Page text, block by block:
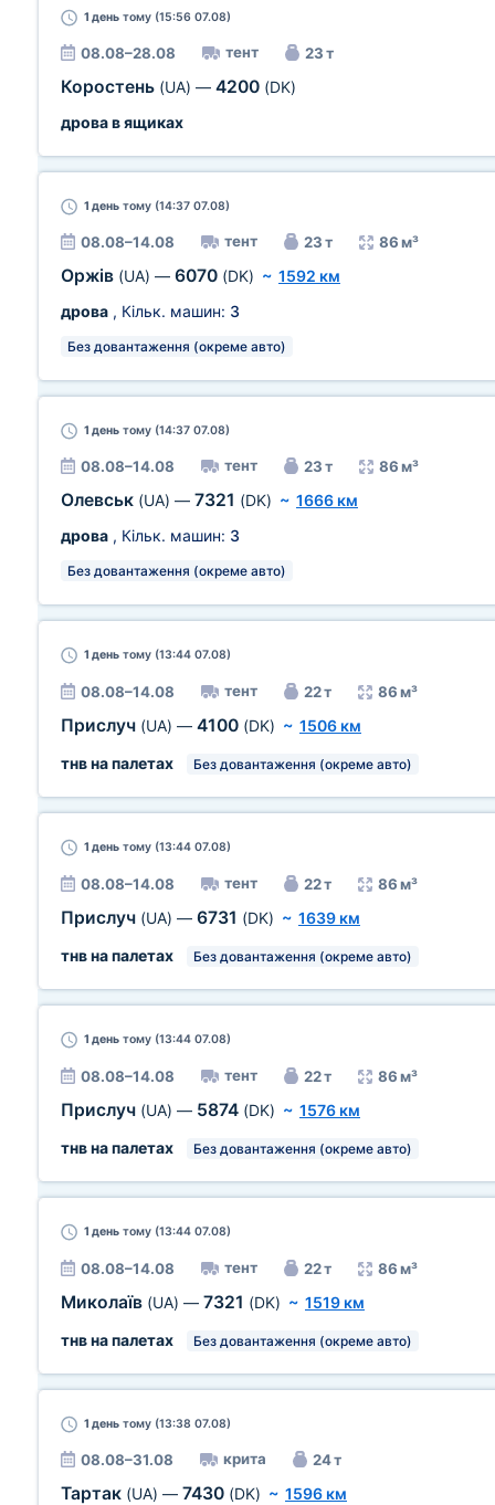
1 день тому (15:56 07.08)
08.08–28.08 тент 23 т
Коростень (UA) — 4200 (DK)
дрова в ящиках
1 день тому (14:37 07.08)
08.08–14.08 тент 23 т 86 м³
Оржів (UA) — 6070 (DK) ~ 1592 км
дрова , Кільк. машин: 3
Без довантаження (окреме авто)
1 день тому (14:37 07.08)
08.08–14.08 тент 23 т 86 м³
Олевськ (UA) — 7321 (DK) ~ 1666 км
дрова , Кільк. машин: 3
Без довантаження (окреме авто)
1 день тому (13:44 07.08)
08.08–14.08 тент 22 т 86 м³
Прислуч (UA) — 4100 (DK) ~ 1506 км
тнв на палетах
Без довантаження (окреме авто)
1 день тому (13:44 07.08)
08.08–14.08 тент 22 т 86 м³
Прислуч (UA) — 6731 (DK) ~ 1639 км
тнв на палетах
Без довантаження (окреме авто)
1 день тому (13:44 07.08)
08.08–14.08 тент 22 т 86 м³
Прислуч (UA) — 5874 (DK) ~ 1576 км
тнв на палетах
Без довантаження (окреме авто)
1 день тому (13:44 07.08)
08.08–14.08 тент 22 т 86 м³
Миколаїв (UA) — 7321 (DK) ~ 1519 км
тнв на палетах
Без довантаження (окреме авто)
1 день тому (13:38 07.08)
08.08–31.08 крита 24 т
Тартак (UA) — 7430 (DK) ~ 1596 км